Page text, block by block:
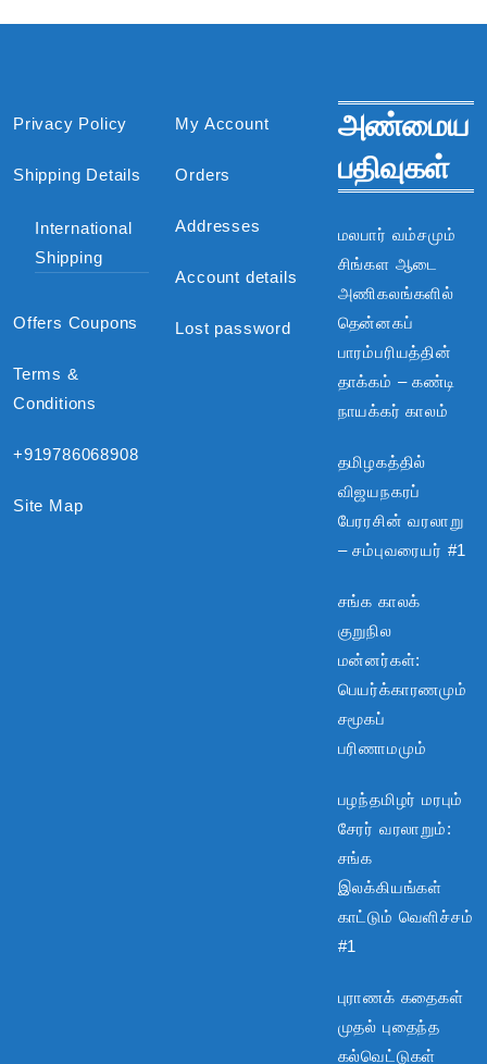
Privacy Policy
Shipping Details
International
Shipping
Offers Coupons
Terms &
Conditions
+919786068908
Site Map
My Account
Orders
Addresses
Account details
Lost password
அண்மைய
பதிவுகள்
மலபார் வம்சமும்
சிங்கள ஆடை
அணிகலங்களில்
தென்னகப்
பாரம்பரியத்தின்
தாக்கம் – கண்டி
நாயக்கர் காலம்
தமிழகத்தில்
விஜயநகரப்
பேரரசின் வரலாறு
– சம்புவரையர் #1
சங்க காலக்
குறுநில
மன்னர்கள்:
பெயர்க்காரணமும்
சமூகப்
பரிணாமமும்
பழந்தமிழர் மரபும்
சேரர் வரலாறும்:
சங்க
இலக்கியங்கள்
காட்டும் வெளிச்சம்
#1
புராணக் கதைகள்
முதல் புதைந்த
கல்வெட்டுகள்